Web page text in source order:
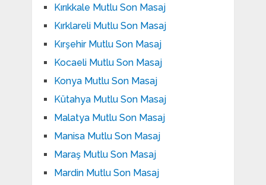
Kırıkkale Mutlu Son Masaj
Kırklareli Mutlu Son Masaj
Kırşehir Mutlu Son Masaj
Kocaeli Mutlu Son Masaj
Konya Mutlu Son Masaj
Kütahya Mutlu Son Masaj
Malatya Mutlu Son Masaj
Manisa Mutlu Son Masaj
Maraş Mutlu Son Masaj
Mardin Mutlu Son Masaj